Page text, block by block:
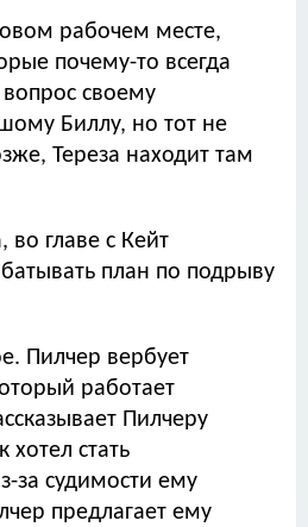
рабочем месте,
почему-то всегда
вопрос своему
Биллу, но тот не
Тереза находит там
во главе с Кейт
план по подрыву
Пилчер вербует
работает
Пилчеру
стать
за судимости ему
предлагает ему